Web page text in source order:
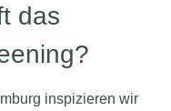
das
inspizieren wir